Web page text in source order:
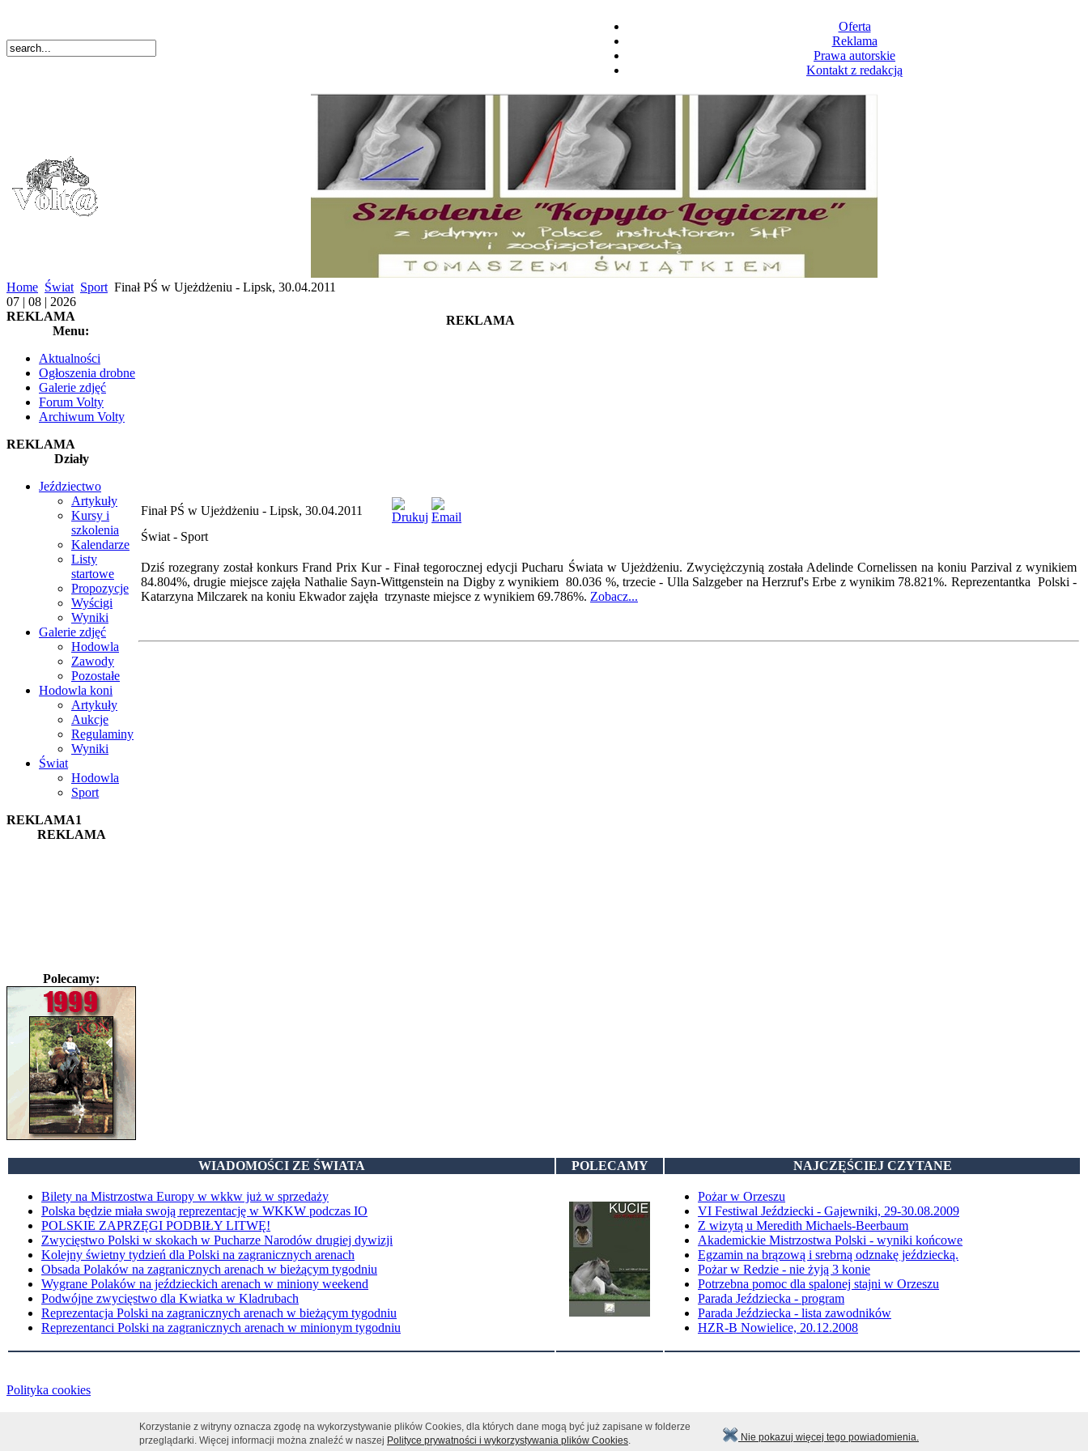
Oferta
Reklama
Prawa autorskie
Kontakt z redakcją
Home Świat Sport Finał PŚ w Ujeżdżeniu - Lipsk, 30.04.2011
07 | 08 | 2026
REKLAMA
Menu:
Aktualności
Ogłoszenia drobne
Galerie zdjęć
Forum Volty
Archiwum Volty
REKLAMA
Działy
Jeździectwo
Artykuły
Kursy i
szkolenia
Kalendarze
Listy
startowe
Propozycje
Wyścigi
Wyniki
Galerie zdjęć
Hodowla
Zawody
Pozostałe
Hodowla koni
Artykuły
Aukcje
Regulaminy
Wyniki
Świat
Hodowla
Sport
REKLAMA1
REKLAMA
Polecamy:
REKLAMA
Finał PŚ w Ujeżdżeniu - Lipsk, 30.04.2011
Świat - Sport
Dziś rozegrany został konkurs Frand Prix Kur - Finał tegorocznej edycji Pucharu Świata w Ujeżdżeniu. Zwyciężczynią została Adelinde Cornelissen na koniu Parzival z wynikiem
84.804%, drugie miejsce zajęła Nathalie Sayn-Wittgenstein na Digby z wynikiem 80.036 %, trzecie - Ulla Salzgeber na Herzruf's Erbe z wynikim 78.821%. Reprezentantka Polski -
Katarzyna Milczarek na koniu Ekwador zajęła trzynaste miejsce z wynikiem 69.786%. Zobacz...
WIADOMOŚCI ZE ŚWIATA POLECAMY NAJCZĘŚCIEJ CZYTANE
Bilety na Mistrzostwa Europy w wkkw już w sprzedaży
Polska będzie miała swoją reprezentację w WKKW podczas IO
POLSKIE ZAPRZĘGI PODBIŁY LITWĘ!
Zwycięstwo Polski w skokach w Pucharze Narodów drugiej dywizji
Kolejny świetny tydzień dla Polski na zagranicznych arenach
Obsada Polaków na zagranicznych arenach w bieżącym tygodniu
Wygrane Polaków na jeździeckich arenach w miniony weekend
Podwójne zwycięstwo dla Kwiatka w Kladrubach
Reprezentacja Polski na zagranicznych arenach w bieżącym tygodniu
Reprezentanci Polski na zagranicznych arenach w minionym tygodniu
Pożar w Orzeszu
VI Festiwal Jeździecki - Gajewniki, 29-30.08.2009
Z wizytą u Meredith Michaels-Beerbaum
Akademickie Mistrzostwa Polski - wyniki końcowe
Egzamin na brązową i srebrną odznakę jeździecką.
Pożar w Redzie - nie żyją 3 konie
Potrzebna pomoc dla spalonej stajni w Orzeszu
Parada Jeździecka - program
Parada Jeździecka - lista zawodników
HZR-B Nowielice, 20.12.2008
Polityka cookies
Korzystanie z witryny oznacza zgodę na wykorzystywanie plików Cookies, dla których dane mogą być już zapisane w folderze
przeglądarki. Więcej informacji można znaleźć w naszej Polityce prywatności i wykorzystywania plików Cookies. Nie pokazuj więcej tego powiadomienia.